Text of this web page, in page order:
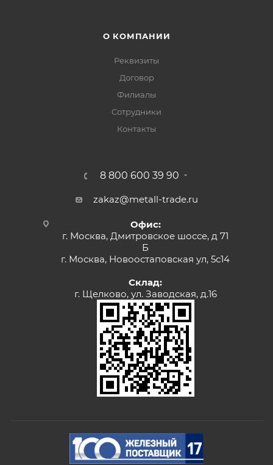
О КОМПАНИИ
Реквизиты
Договор
Филиалы
Сотрудники
Контакты
8 800 600 39 90
zakaz@metall-trade.ru
Офис:
г. Москва, Дмитровское шоссе, д 71
Б
г. Москва, Новоостаповская ул, 5с14
Склад:
г. Щелково, ул. Заводская, д.16